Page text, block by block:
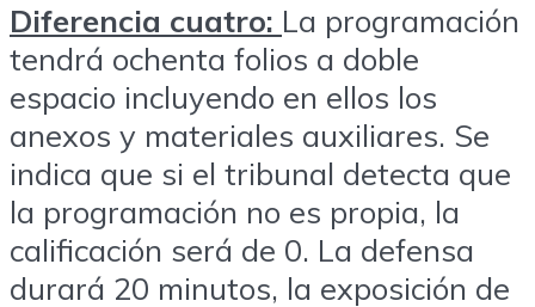
Diferencia cuatro: La programación
tendrá ochenta folios a doble
espacio incluyendo en ellos los
anexos y materiales auxiliares. Se
indica que si el tribunal detecta que
la programación no es propia, la
calificación será de 0. La defensa
durará 20 minutos, la exposición de